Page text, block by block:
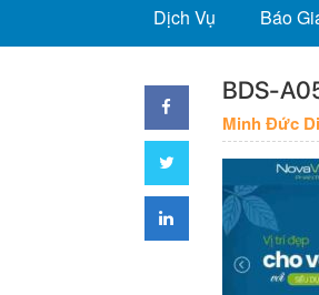
Dịch Vụ Báo
BDS-
Minh Đức